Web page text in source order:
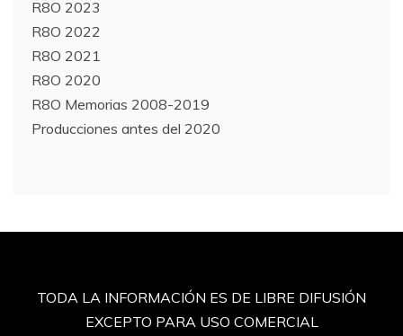
R8O 2023
R8O 2022
R8O 2021
R8O 2020
R8O Memorias 2008-2019
Producciones antes del 2020
TODA LA INFORMACIÓN ES DE LIBRE DIFUSIÓN
EXCEPTO PARA USO COMERCIAL